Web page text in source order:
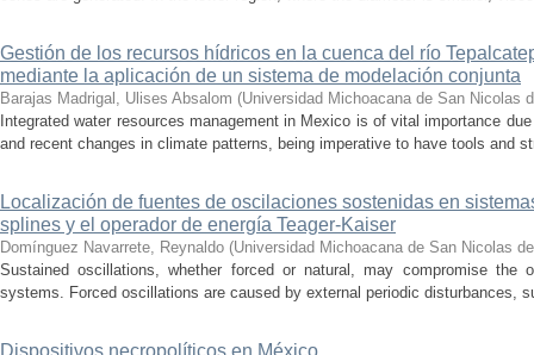
Gestión de los recursos hídricos en la cuenca del río
mediante la aplicación de un sistema de modelación conjunta
Barajas Madrigal, Ulises Absalom (Universidad Michoacana de San Nicolas
Integrated water resources management in Mexico is of vital importance
and recent changes in climate patterns, being imperative to have tools and
Localización de fuentes de oscilaciones sostenidas en
splines y el operador de energía Teager-Kaiser
Domínguez Navarrete, Reynaldo (Universidad Michoacana de San Nicolas
Sustained oscillations, whether forced or natural, may compromise the
systems. Forced oscillations are caused by external periodic disturbances,
Dispositivos necropolíticos en México